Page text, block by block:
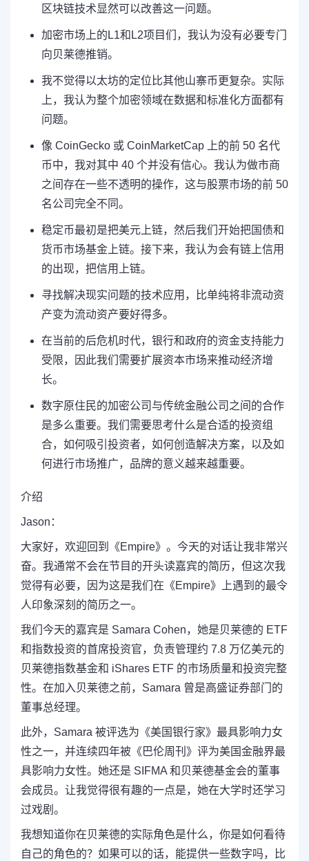
区块链技术显然可以改善这一问题。
加密市场上的L1和L2项目们，我认为没有必要专门
向贝莱德推销。
我不觉得以太坊的定位比其他山寨币更复杂。实际
上，我认为整个加密领域在数据和标准化方面都有
问题。
像 CoinGecko 或 CoinMarketCap 上的前 50 名代
币中，我对其中 40 个并没有信心。我认为做市商
之间存在一些不透明的操作，这与股票市场的前 50
名公司完全不同。
稳定币最初是把美元上链，然后我们开始把国债和
货币市场基金上链。接下来，我认为会有链上信用
的出现，把信用上链。
寻找解决现实问题的技术应用，比单纯将非流动资
产变为流动资产要好得多。
在当前的后危机时代，银行和政府的资金支持能力
受限，因此我们需要扩展资本市场来推动经济增
长。
数字原住民的加密公司与传统金融公司之间的合作
是多么重要。我们需要思考什么是合适的投资组
合，如何吸引投资者，如何创造解决方案，以及如
何进行市场推广，品牌的意义越来越重要。
介绍
Jason：
大家好，欢迎回到《Empire》。今天的对话让我非常兴
奋。我通常不会在节目的开头读嘉宾的简历，但这次我
觉得有必要，因为这是我们在《Empire》上遇到的最令
人印象深刻的简历之一。
我们今天的嘉宾是 Samara Cohen，她是贝莱德的 ETF
和指数投资的首席投资官，负责管理约 7.8 万亿美元的
贝莱德指数基金和 iShares ETF 的市场质量和投资完整
性。在加入贝莱德之前，Samara 曾是高盛证券部门的
董事总经理。
此外，Samara 被评选为《美国银行家》最具影响力女
性之一，并连续四年被《巴伦周刊》评为美国金融界最
具影响力女性。她还是 SIFMA 和贝莱德基金会的董事
会成员。让我觉得很有趣的一点是，她在大学时还学习
过戏剧。
我想知道你在贝莱德的实际角色是什么，你是如何看待
自己的角色的？如果可以的话，能提供一些数字吗，比